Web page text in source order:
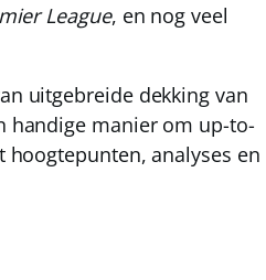
League, en nog veel
uitgebreide dekking van
handige manier om up-to-
analyses en